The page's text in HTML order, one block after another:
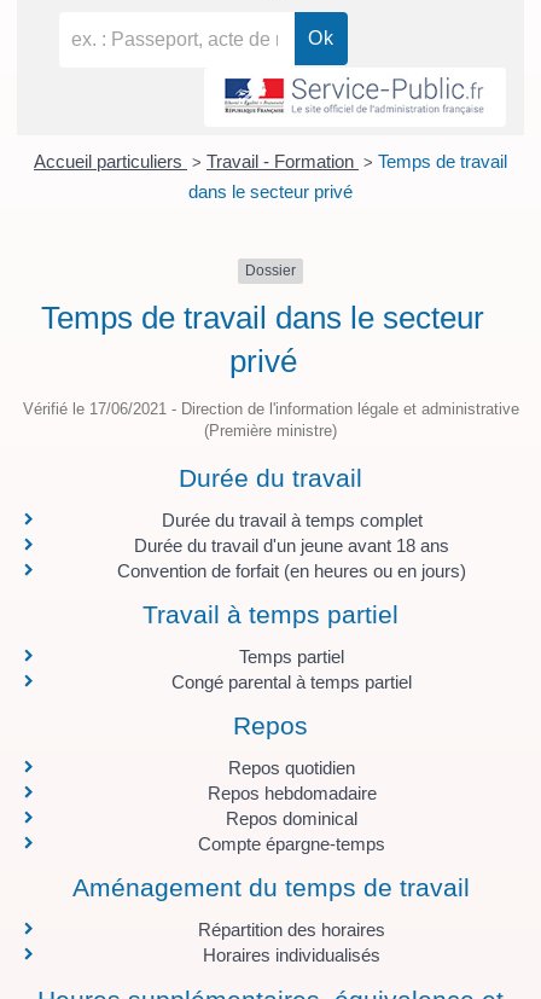
Accueil particuliers > Travail - Formation > Temps de travail
dans le secteur privé
Dossier
Temps de travail dans le secteur
privé
Vérifié le 17/06/2021 - Direction de l'information légale et administrative
(Première ministre)
Durée du travail
Durée du travail à temps complet
Durée du travail d'un jeune avant 18 ans
Convention de forfait (en heures ou en jours)
Travail à temps partiel
Temps partiel
Congé parental à temps partiel
Repos
Repos quotidien
Repos hebdomadaire
Repos dominical
Compte épargne-temps
Aménagement du temps de travail
Répartition des horaires
Horaires individualisés